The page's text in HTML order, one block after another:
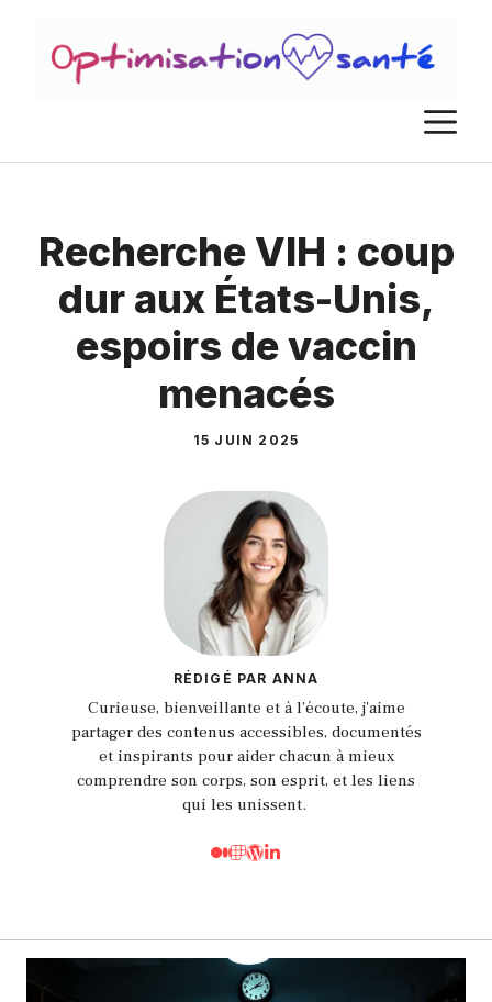
contenu
Recherche VIH : coup
dur aux États-Unis,
espoirs de vaccin
menacés
15 JUIN 2025
RÉDIGÉ PAR ANNA
Curieuse, bienveillante et à l’écoute, j'aime
partager des contenus accessibles, documentés
et inspirants pour aider chacun à mieux
comprendre son corps, son esprit, et les liens
qui les unissent.